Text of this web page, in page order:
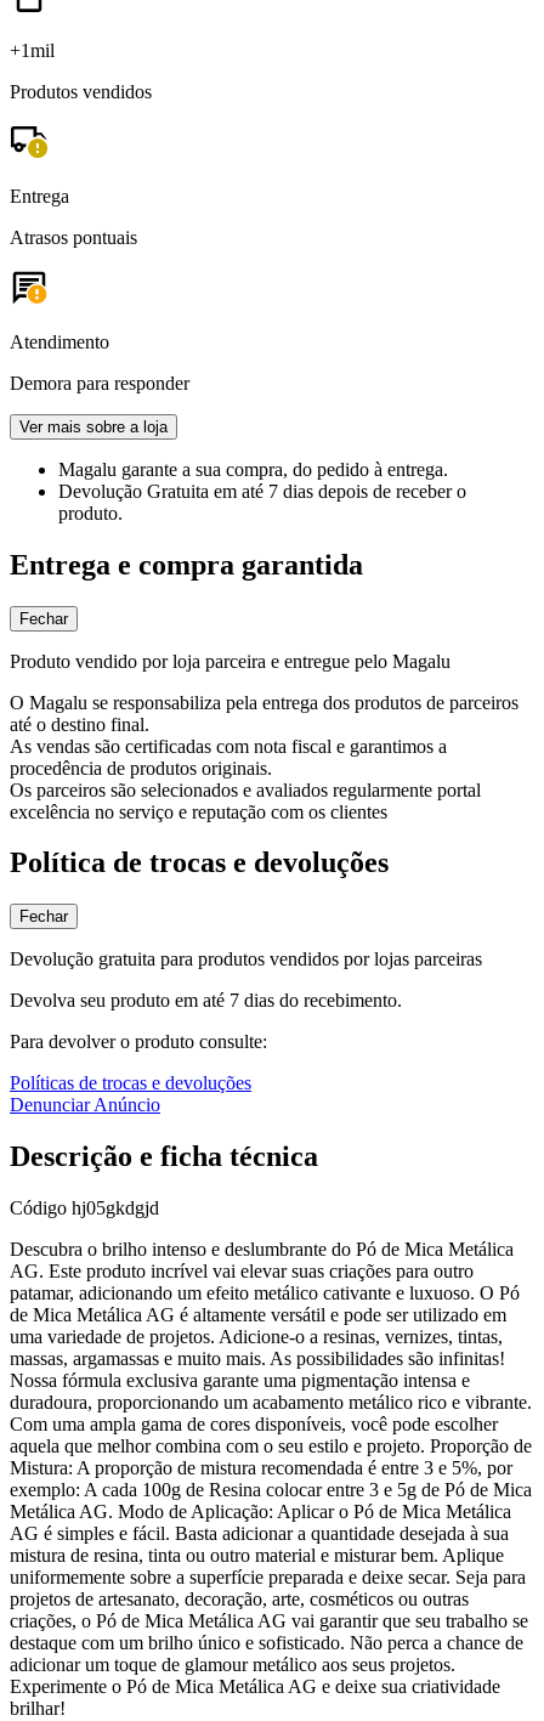
+1mil
Produtos vendidos
Entrega
Atrasos pontuais
Atendimento
Demora para responder
Ver mais sobre a loja
Magalu garante a sua compra, do pedido à entrega.
Devolução Gratuita em até 7 dias depois de receber o
produto.
Entrega e compra garantida
Fechar
Produto vendido por loja parceira e entregue pelo Magalu
O Magalu se responsabiliza pela entrega dos produtos de parceiros
até o destino final.
As vendas são certificadas com nota fiscal e garantimos a
procedência de produtos originais.
Os parceiros são selecionados e avaliados regularmente portal
excelência no serviço e reputação com os clientes
Política de trocas e devoluções
Fechar
Devolução gratuita para produtos vendidos por lojas parceiras
Devolva seu produto em até 7 dias do recebimento.
Para devolver o produto consulte:
Políticas de trocas e devoluções
Denunciar Anúncio
Descrição e ficha técnica
Código hj05gkdgjd
Descubra o brilho intenso e deslumbrante do Pó de Mica Metálica
AG. Este produto incrível vai elevar suas criações para outro
patamar, adicionando um efeito metálico cativante e luxuoso. O Pó
de Mica Metálica AG é altamente versátil e pode ser utilizado em
uma variedade de projetos. Adicione-o a resinas, vernizes, tintas,
massas, argamassas e muito mais. As possibilidades são infinitas!
Nossa fórmula exclusiva garante uma pigmentação intensa e
duradoura, proporcionando um acabamento metálico rico e vibrante.
Com uma ampla gama de cores disponíveis, você pode escolher
aquela que melhor combina com o seu estilo e projeto. Proporção de
Mistura: A proporção de mistura recomendada é entre 3 e 5%, por
exemplo: A cada 100g de Resina colocar entre 3 e 5g de Pó de Mica
Metálica AG. Modo de Aplicação: Aplicar o Pó de Mica Metálica
AG é simples e fácil. Basta adicionar a quantidade desejada à sua
mistura de resina, tinta ou outro material e misturar bem. Aplique
uniformemente sobre a superfície preparada e deixe secar. Seja para
projetos de artesanato, decoração, arte, cosméticos ou outras
criações, o Pó de Mica Metálica AG vai garantir que seu trabalho se
destaque com um brilho único e sofisticado. Não perca a chance de
adicionar um toque de glamour metálico aos seus projetos.
Experimente o Pó de Mica Metálica AG e deixe sua criatividade
brilhar!